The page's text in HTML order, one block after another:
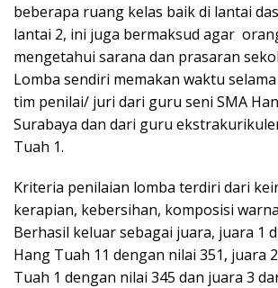
beberapa ruang kelas baik di lantai
lantai 2, ini juga bermaksud agar
mengetahui sarana dan prasaran
Lomba sendiri memakan waktu
tim penilai/ juri dari guru seni SMA
Surabaya dan dari guru
Tuah 1.
Kriteria penilaian lomba terdiri dari
kerapian, kebersihan, komposisi
Berhasil keluar sebagai juara, juara 1
Hang Tuah 11 dengan nilai 351, juara
Tuah 1 dengan nilai 345 dan juara 3